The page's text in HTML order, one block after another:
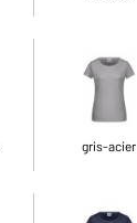
gris-acier